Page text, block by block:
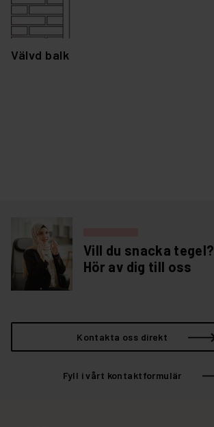
Välvd balk
Vill du snacka tegel?
Hör av dig till oss
Kontakta oss direkt
Fyll i vårt kontaktformulär